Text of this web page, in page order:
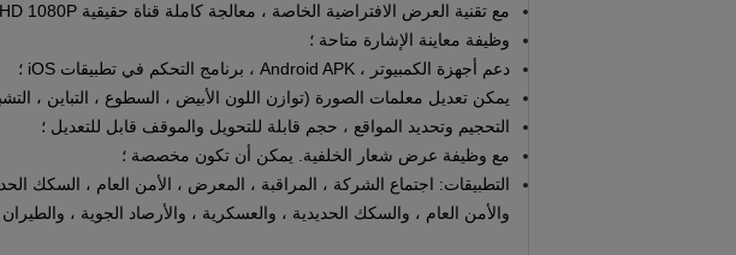
مع تقنية العرض الافتراضية الخاصة ، معالجة كاملة قناة حقيقية HD 1080P إشارة ؛
وظيفة معاينة الإشارة متاحة ؛
دعم أجهزة الكمبيوتر ، Android APK ، برنامج التحكم في تطبيقات iOS ؛
يمكن تعديل معلمات الصورة (توازن اللون الأبيض ، السطوع ، التباين ،
التحجيم وتحديد المواقع ، حجم قابلة للتحويل والموقف قابل للتعديل ؛
مع وظيفة عرض شعار الخلفية.
يمكن أن تكون مخصصة ؛
التطبيقات: اجتماع الشركة ، المراقبة ، المعرض ، الأمن العام ، السكك
والأمن العام ، والسكك الحديدية ، والعسكرية ، والأرصاد الجوية ، والطيران